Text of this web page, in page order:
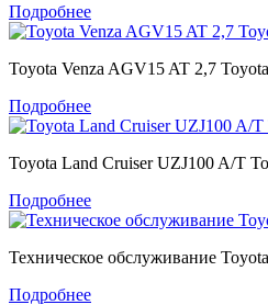
Подробнее
Toyota Venza AGV15 AT 2,7 Toyota
Подробнее
Toyota Land Cruiser UZJ100 A/T
Подробнее
Техническое обслуживание
Подробнее